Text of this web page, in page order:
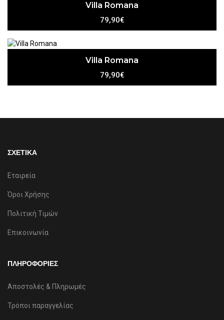
Villa Romana
79,90€
Villa Romana
79,90€
ΣΧΕΤΙΚΑ
Εταιρεία
Όροι Χρήσης
Πολιτική Τιμών
Επικοινωνία
ΠΛΗΡΟΦΟΡΙΕΣ
Αποστολές & Πληρωμές
Τρόποι παραγγελίας